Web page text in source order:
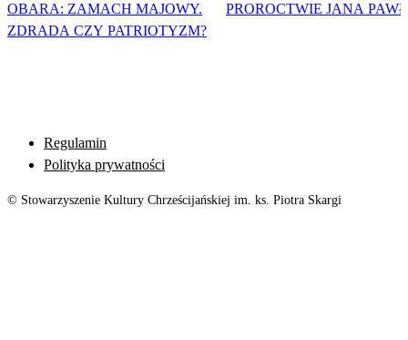
OBARA: ZAMACH MAJOWY.
ZDRADA CZY PATRIOTYZM?
PROROCTWIE JANA
Regulamin
Polityka prywatności
© Stowarzyszenie Kultury Chrześcijańskiej im. ks. Piotra Skargi